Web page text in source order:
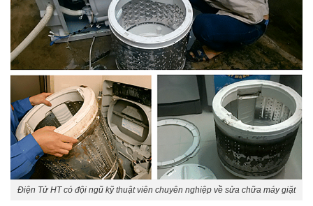
Điện Tử HT có đội ngũ kỹ thuật viên chuyên nghiệp về sửa chữa máy giặt